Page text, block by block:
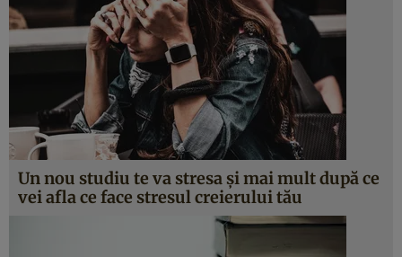
Un nou studiu te va stresa şi mai mult după ce
vei afla ce face stresul creierului tău